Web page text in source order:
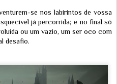
se nos labirintos de vossa
já percorrida; e no final só
ou um vazio, um ser oco com
desafio.